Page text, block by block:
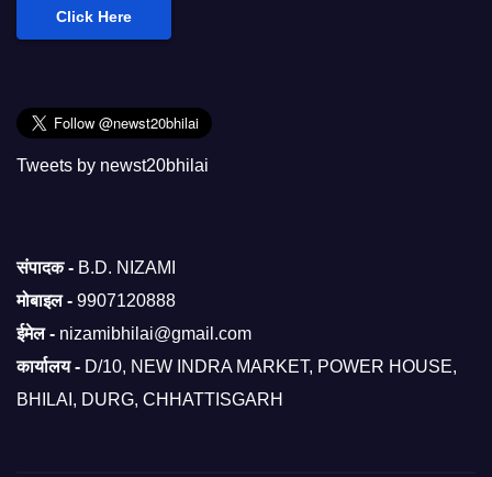
Click Here
Tweets by newst20bhilai
संपादक - B.D. NIZAMI
मोबाइल - 9907120888
ईमेल - nizamibhilai@gmail.com
कार्यालय - D/10, NEW INDRA MARKET, POWER HOUSE,
BHILAI, DURG, CHHATTISGARH